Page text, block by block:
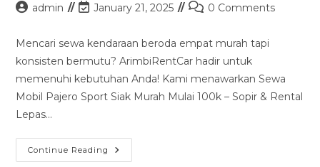
Kunci
Postadmin
Post
modified:
January 21, 2025
Post0 Comments
Mencari sewa kendaraan beroda empat murah tapi
konsisten bermutu? ArimbiRentCar hadir untuk
memenuhi kebutuhan Anda! Kami menawarkan Sewa
Mobil Pajero Sport Siak Murah Mulai 100k – Sopir & Rental
Lepas…
Continue Reading Sewa
Mobil